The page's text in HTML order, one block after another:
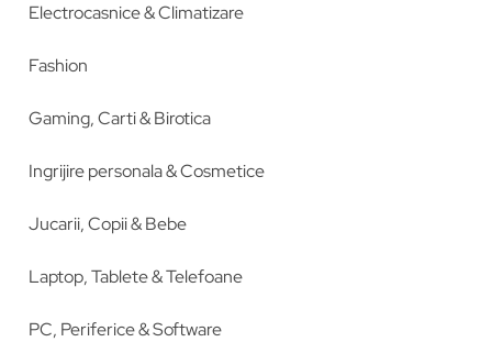
Electrocasnice & Climatizare
Fashion
Gaming, Carti & Birotica
Ingrijire personala & Cosmetice
Jucarii, Copii & Bebe
Laptop, Tablete & Telefoane
PC, Periferice & Software